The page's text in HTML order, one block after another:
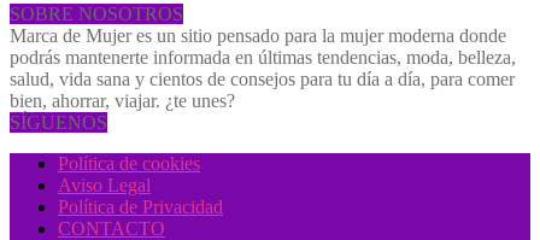
SOBRE NOSOTROS
Marca de Mujer es un sitio pensado para la mujer moderna donde
podrás mantenerte informada en últimas tendencias, moda, belleza,
salud, vida sana y cientos de consejos para tu día a día, para comer
bien, ahorrar, viajar. ¿te unes?
SÍGUENOS
Política de cookies
Aviso Legal
Política de Privacidad
CONTACTO